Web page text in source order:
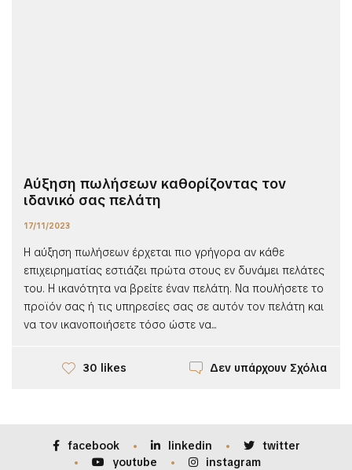
Αύξηση πωλήσεων καθορίζοντας τον
ιδανικό σας πελάτη
17/11/2023
Η αύξηση πωλήσεων έρχεται πιο γρήγορα αν κάθε
επιχειρηματίας εστιάζει πρώτα στους εν δυνάμει πελάτες
του. Η ικανότητα να βρείτε έναν πελάτη. Να πουλήσετε το
προϊόν σας ή τις υπηρεσίες σας σε αυτόν τον πελάτη και
να τον ικανοποιήσετε τόσο ώστε να...
30 likes Δεν υπάρχουν Σχόλια
facebook linkedin
twitter
youtube
instagram